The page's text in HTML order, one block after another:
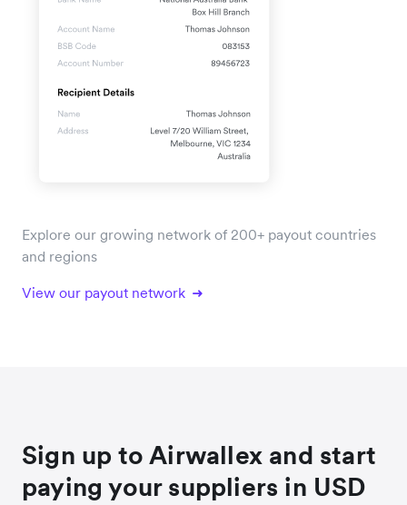
Explore our growing network of 200+ payout countries
and regions
View our payout network
Sign up to Airwallex and start
paying your suppliers in USD